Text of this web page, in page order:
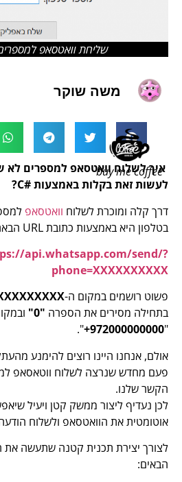
שליחת וואטסאפ למספרים
משה שוקר
איך לשלוח וואטסאפ למספרים לא
לעשות זאת בקלות באמצעות #C?
דרך קלה ומוכרת לשלוחוואטסאפ
בטלפון היא באמצעות כתובת URL הבאה:
api.whatsapp.com/send/?
phone=XXXXXXXXXX
פשוט רושמים במקום ה- XXXXXXXXXX
בתחילה מסירים את הספרה"0" ובמקומה
972000000000+
".
פעם מחדש שנרצה לשלוח ווטאסאפ
הקשר שלנו.
לכן נעדיף ליצור ממשק קטן ויעיל
אוטומטית את הוואטסאפ ולשלוח הודעה.
לצורך יצירת תכנית קטנה שתעשה את
הבאים:
buy me coffee